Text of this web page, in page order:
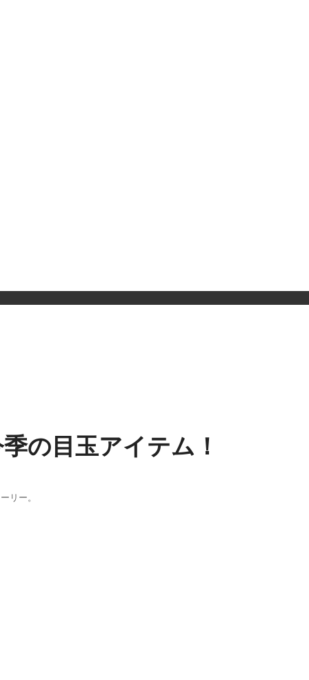
の目玉アイテム！
リー。